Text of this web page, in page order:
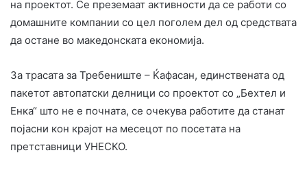
на проектот. Се преземаат активности да се работи со
домашните компании со цел поголем дел од средствата
да остане во македонската економија.
За трасата за Требениште – Ќафасан, единствената од
пакетот автопатски делници со проектот со „Бехтел и
Енка“ што не е почната, се очекува работите да станат
појасни кон крајот на месецот по посетата на
претставници УНЕСКО.